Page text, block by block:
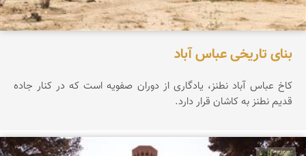
بنای تاریخی عباس آباد
کاخ عباس آباد نطنز، یادگاری از دوران صفویه است که در کنار جاده
قدیم نطنز به کاشان قرار دارد.